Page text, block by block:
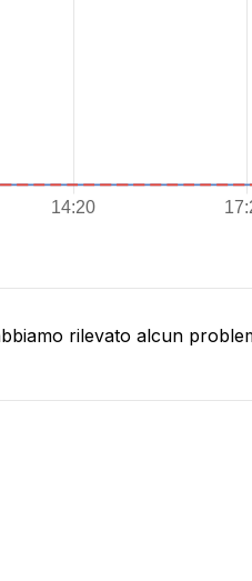
rilevato alcun